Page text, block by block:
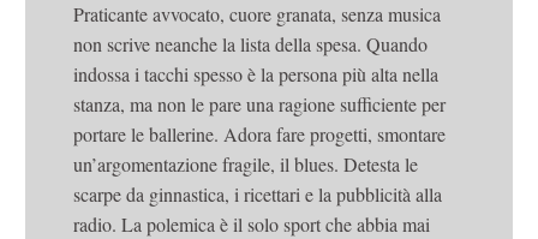
Praticante avvocato, cuore granata, senza musica
non scrive neanche la lista della spesa. Quando
indossa i tacchi spesso è la persona più alta nella
stanza, ma non le pare una ragione sufficiente per
portare le ballerine. Adora fare progetti, smontare
un’argomentazione fragile, il blues. Detesta le
scarpe da ginnastica, i ricettari e la pubblicità alla
radio. La polemica è il solo sport che abbia mai